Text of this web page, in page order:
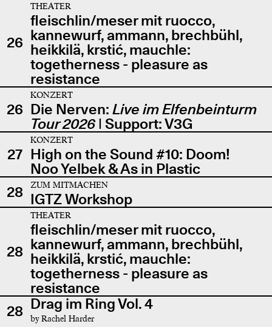
26
THEATER
fleischlin/meser mit ruocco,
kannewurf, ammann, brechbühl,
heikkilä, krstić, mauchle:
togetherness - pleasure as
resistance
26
KONZERT
Die Nerven: Live im Elfenbeinturm
Tour 2026| Support: V3G
27
KONZERT
High on the Sound #10: Doom!
Noo Yelbek & As in Plastic
28
ZUM MITMACHEN
IGTZ Workshop
28
THEATER
fleischlin/meser mit ruocco,
kannewurf, ammann, brechbühl,
heikkilä, krstić, mauchle:
togetherness - pleasure as
resistance
28 Drag im Ring Vol. 4
by Rachel Harder